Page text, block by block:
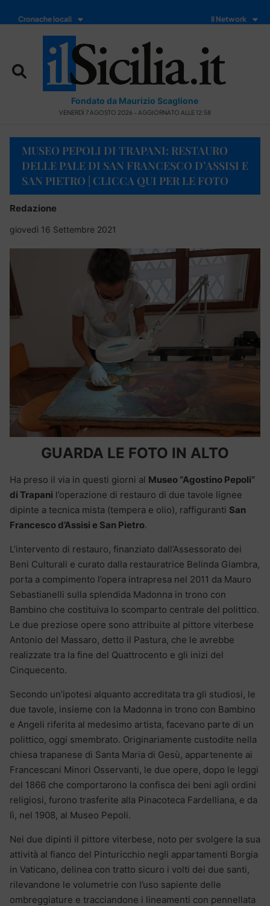
Cronache locali Il Network
Fondato da Maurizio Scaglione
VENERDÌ 7 AGOSTO 2026 - AGGIORNATO ALLE 12:58
MUSEO PEPOLI DI TRAPANI: RESTAURO
DELLE PALE DI SAN FRANCESCO D’ASSISI E
SAN PIETRO | CLICCA QUI PER LE FOTO
Redazione
giovedì 16 Settembre 2021
GUARDA LE FOTO IN ALTO
Ha preso il via in questi giorni al Museo “Agostino Pepoli”
di Trapani l’operazione di restauro di due tavole lignee
dipinte a tecnica mista (tempera e olio), raffiguranti San
Francesco d’Assisi e San Pietro.
L’intervento di restauro, finanziato dall’Assessorato dei
Beni Culturali e curato dalla restauratrice Belinda Giambra,
porta a compimento l’opera intrapresa nel 2011 da Mauro
Sebastianelli sulla splendida Madonna in trono con
Bambino che costituiva lo scomparto centrale del polittico.
Le due preziose opere sono attribuite al pittore viterbese
Antonio del Massaro, detto il Pastura, che le avrebbe
realizzate tra la fine del Quattrocento e gli inizi del
Cinquecento.
Secondo un’ipotesi alquanto accreditata tra gli studiosi, le
due tavole, insieme con la Madonna in trono con Bambino
e Angeli riferita al medesimo artista, facevano parte di un
polittico, oggi smembrato. Originariamente custodite nella
chiesa trapanese di Santa Maria di Gesù, appartenente ai
Francescani Minori Osservanti, le due opere, dopo le leggi
del 1866 che comportarono la confisca dei beni agli ordini
religiosi, furono trasferite alla Pinacoteca Fardelliana, e da
lì, nel 1908, al Museo Pepoli.
Nei due dipinti il pittore viterbese, noto per svolgere la sua
attività al fianco del Pinturicchio negli appartamenti Borgia
in Vaticano, delinea con tratto sicuro i volti dei due santi,
rilevandone le volumetrie con l’uso sapiente delle
ombreggiature e tracciandone i lineamenti con pennellata